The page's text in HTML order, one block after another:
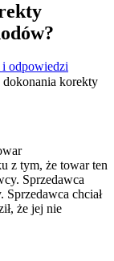
i odpowiedzi
korekty
z tym, że towar ten
Sprzedawca
chciał
że jej nie